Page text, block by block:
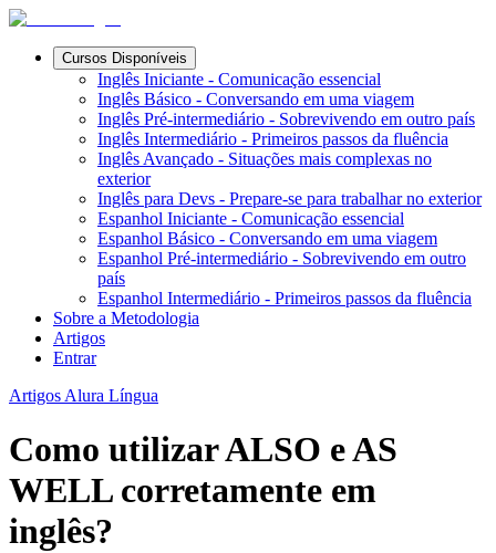
Cursos Disponíveis
Inglês Iniciante - Comunicação essencial
Inglês Básico - Conversando em uma viagem
Inglês Pré-intermediário - Sobrevivendo em outro país
Inglês Intermediário - Primeiros passos da fluência
Inglês Avançado - Situações mais complexas no
exterior
Inglês para Devs - Prepare-se para trabalhar no exterior
Espanhol Iniciante - Comunicação essencial
Espanhol Básico - Conversando em uma viagem
Espanhol Pré-intermediário - Sobrevivendo em outro
país
Espanhol Intermediário - Primeiros passos da fluência
Sobre a Metodologia
Artigos
Entrar
Artigos Alura Língua
Como utilizar ALSO e AS
WELL corretamente em
inglês?